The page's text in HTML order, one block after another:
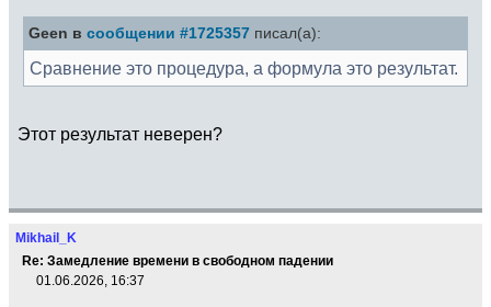
Geen в сообщении #1725357 писал(а):
Сравнение это процедура, а формула это результат.
Этот результат неверен?
Mikhail_K
Re: Замедление времени в свободном падении
01.06.2026, 16:37